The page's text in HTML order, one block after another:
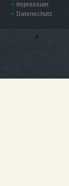
Impressum
Datenschutz